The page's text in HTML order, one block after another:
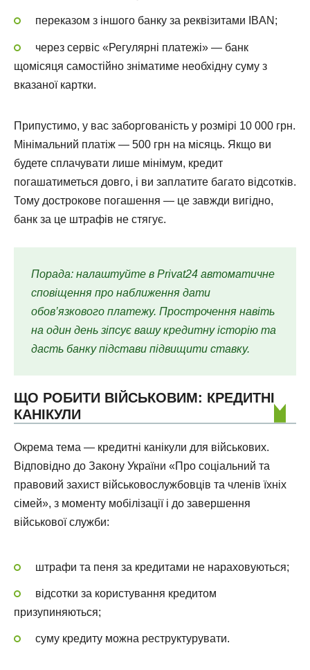
переказом з іншого банку за реквізитами IBAN;
через сервіс «Регулярні платежі» — банк
щомісяця самостійно зніматиме необхідну суму з
вказаної картки.
Припустимо, у вас заборгованість у розмірі 10 000 грн.
Мінімальний платіж — 500 грн на місяць. Якщо ви
будете сплачувати лише мінімум, кредит
погашатиметься довго, і ви заплатите багато відсотків.
Тому дострокове погашення — це завжди вигідно,
банк за це штрафів не стягує.
Порада: налаштуйте в Privat24 автоматичне
сповіщення про наближення дати
обов’язкового платежу. Прострочення навіть
на один день зіпсує вашу кредитну історію та
дасть банку підстави підвищити ставку.
ЩО РОБИТИ ВІЙСЬКОВИМ: КРЕДИТНІ
КАНІКУЛИ
Окрема тема — кредитні канікули для військових.
Відповідно до Закону України «Про соціальний та
правовий захист військовослужбовців та членів їхніх
сімей», з моменту мобілізації і до завершення
військової служби:
штрафи та пеня за кредитами не нараховуються;
відсотки за користування кредитом
призупиняються;
суму кредиту можна реструктурувати.